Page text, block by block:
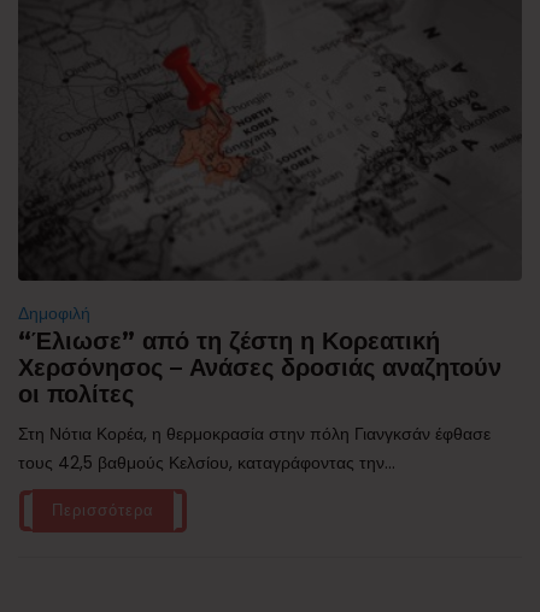
Δημοφιλή
“Έλιωσε” από τη ζέστη η Κορεατική
Χερσόνησος – Ανάσες δροσιάς αναζητούν
οι πολίτες
Στη Νότια Κορέα, η θερμοκρασία στην πόλη Γιανγκσάν έφθασε
τους 42,5 βαθμούς Κελσίου, καταγράφοντας την...
Περισσότερα